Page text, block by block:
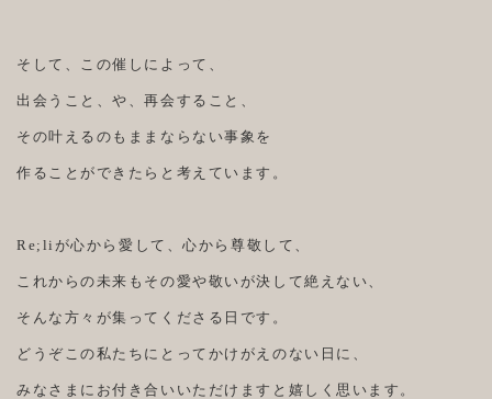
そして、この催しによって、
出会うこと、や、再会すること、
その叶えるのもままならない事象を
作ることができたらと考えています。
Re;liが心から愛して、心から尊敬して、
これからの未来もその愛や敬いが決して絶えない、
そんな方々が集ってくださる日です。
どうぞこの私たちにとってかけがえのない日に、
みなさまにお付き合いいただけますと嬉しく思います。